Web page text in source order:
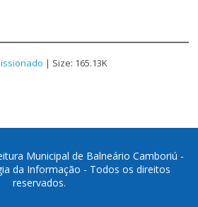
| Size: 165.13K
Municipal de Balneário Camboriú -
da Informação - Todos os direitos
reservados.